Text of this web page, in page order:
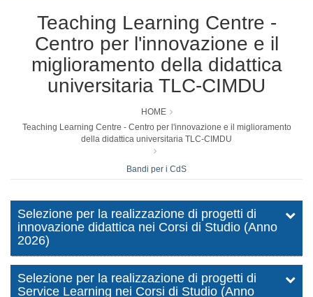
Teaching Learning Centre -
Centro per l'innovazione e il
miglioramento della didattica
universitaria TLC-CIMDU
HOME
Teaching Learning Centre - Centro per l'innovazione e il miglioramento
della didattica universitaria TLC-CIMDU
Bandi per i CdS
Selezione per la realizzazione di progetti di
innovazione didattica nei Corsi di Studio (Anno
2026)
Selezione per la realizzazione di progetti di
Service Learning nei Corsi di Studio (Anno